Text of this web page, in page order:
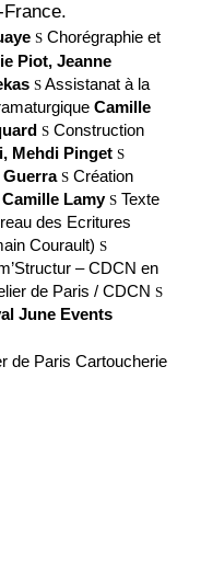
S Chorégraphie et
Piot, Jeanne
S Assistanat à la
Camille
S Construction
Mehdi Pinget S
Guerra S Création
Camille Lamy S Texte
des Ecritures
Courault) S
– CDCN en
de Paris / CDCN S
June Events
de Paris Cartoucherie